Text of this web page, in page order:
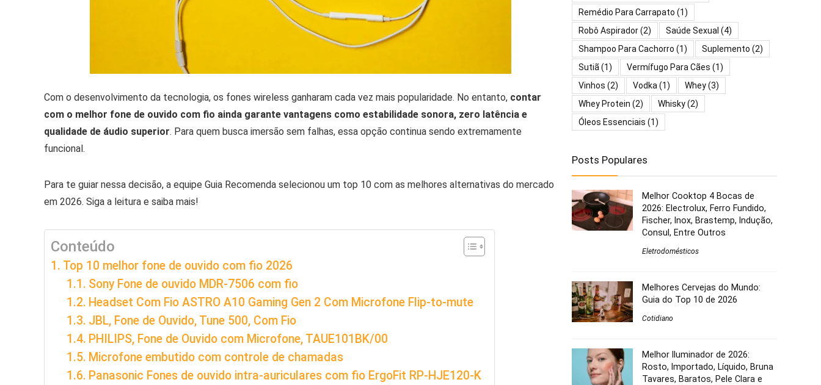
Com o desenvolvimento da tecnologia, os fones wireless ganharam cada vez mais popularidade. No entanto, contar
com o melhor fone de ouvido com fio ainda garante vantagens como estabilidade sonora, zero latência e
qualidade de áudio superior. Para quem busca imersão sem falhas, essa opção continua sendo extremamente
funcional.
Para te guiar nessa decisão, a equipe Guia Recomenda selecionou um top 10 com as melhores alternativas do mercado
em 2026. Siga a leitura e saiba mais!
Conteúdo
Top 10 melhor fone de ouvido com fio 2026
Sony Fone de ouvido MDR-7506 com fio
Headset Com Fio ASTRO A10 Gaming Gen 2 Com Microfone Flip-to-mute
JBL, Fone de Ouvido, Tune 500, Com Fio
PHILIPS, Fone de Ouvido com Microfone, TAUE101BK/00
Microfone embutido com controle de chamadas
Panasonic Fones de ouvido intra-auriculares com fio ErgoFit RP-HJE120-K
Remédio Para Carrapato (1)
Robô Aspirador(2) Saúde Sexual (4)
Shampoo Para Cachorro (1) Suplemento (2)
Sutiã (1) Vermífugo Para Cães (1)
Vinhos (2) Vodka (1) Whey(3)
Whey Protein (2) Whisky(2)
Óleos Essenciais (1)
Posts Populares
Melhor Cooktop 4 Bocas de
2026: Electrolux, Ferro Fundido,
Fischer, Inox, Brastemp, Indução,
Consul, Entre Outros
Eletrodomésticos
Melhores Cervejas do Mundo:
Guia do Top 10 de 2026
Cotidiano
Melhor Iluminador de 2026:
Rosto, Importado, Líquido, Bruna
Tavares, Baratos, Pele Clara e